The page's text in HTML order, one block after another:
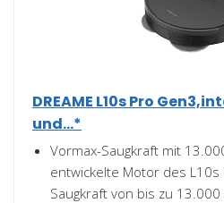
DREAME L10s Pro
und...*
Vormax-Saugkraft mit
entwickelte Motor des
Saugkraft von bis zu